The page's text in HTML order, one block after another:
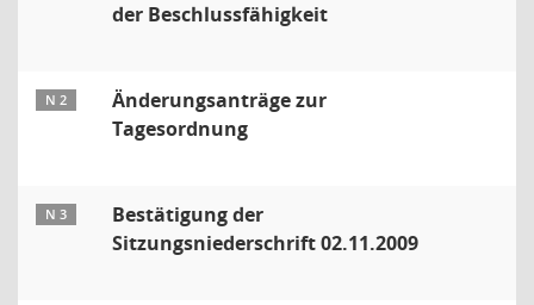
der Beschlussfähigkeit
N 2
Änderungsanträge zur
Tagesordnung
N 3
Bestätigung der
Sitzungsniederschrift 02.11.2009